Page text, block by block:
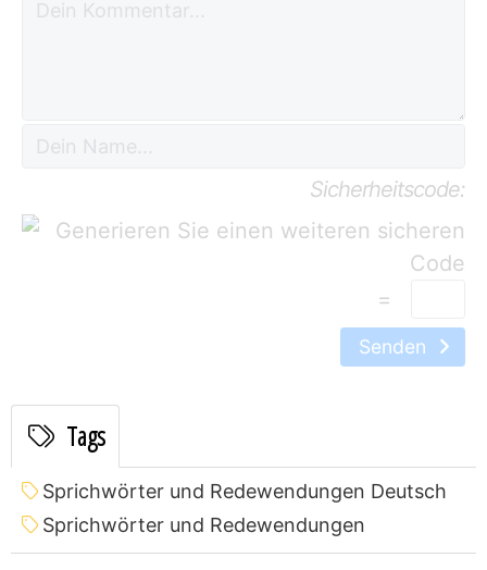
Sicherheitscode:
=
Senden
Tags
Sprichwörter und Redewendungen Deutsch
Sprichwörter und Redewendungen